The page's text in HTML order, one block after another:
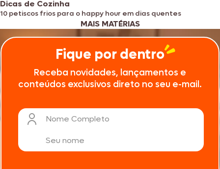
Dicas de Cozinha
10 petiscos frios para o happy hour em dias quentes
MAIS MATÉRIAS
Fique por dentro
Receba novidades, lançamentos e
conteúdos exclusivos direto no seu e-mail.
Nome Completo